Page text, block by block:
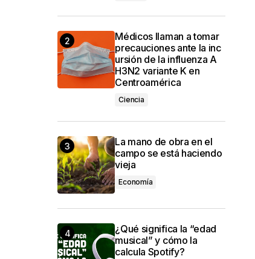
Médicos llaman a tomar
precauciones ante la inc
ursión de la influenza A
H3N2 variante K en
Centroamérica
Ciencia
La mano de obra en el
campo se está haciendo
vieja
Economía
¿Qué significa la “edad
musical” y cómo la
calcula Spotify?